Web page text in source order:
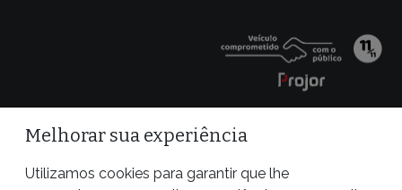
Melhorar sua experiência
Utilizamos cookies para garantir que lhe